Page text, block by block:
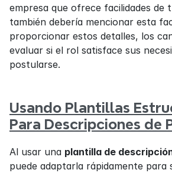
empresa que ofrece facilidades de
también debería mencionar esta
proporcionar estos detalles, los
evaluar si el rol satisface sus
postularse.
Usando Plantillas
Para Descripciones de
Al usar una plantilla de
puede adaptarla rápidamente para